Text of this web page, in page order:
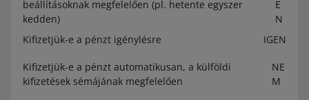
beállításoknak megfelelően (pl. hetente egyszer
kedden)
E
N
Kifizetjük-e a pénzt igénylésre
IGEN
Kifizetjük-e a pénzt automatikusan, a külföldi
kifizetések sémájának megfelelően
NE
M